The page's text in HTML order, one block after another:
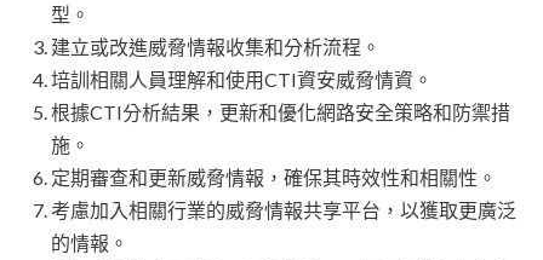
型。
建立或改進威脅情報收集和分析流程。
培訓相關人員理解和使用CTI資安威脅情資。
根據CTI分析結果，更新和優化網路安全策略和防禦措
施。
定期審查和更新威脅情報，確保其時效性和相關性。
考慮加入相關行業的威脅情報共享平台，以獲取更廣泛
的情報。